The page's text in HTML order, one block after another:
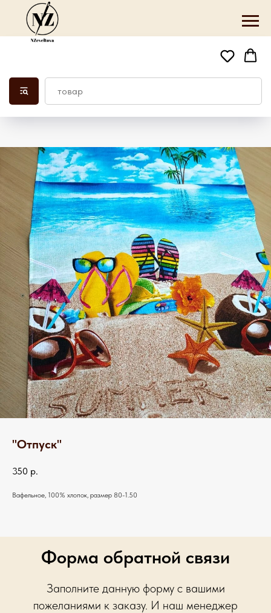
"Отпуск"
350 р.
Вафельное, 100% хлопок, размер 80-1.50
Форма обратной связи
Заполните данную форму с вашими
пожеланиями к заказу. И наш менеджер